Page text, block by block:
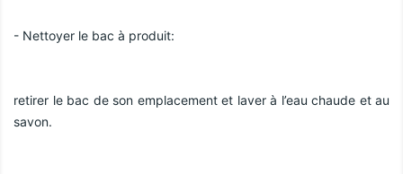
- Nettoyer le bac à produit:
retirer le bac de son emplacement et laver à l’eau chaude et au
savon.